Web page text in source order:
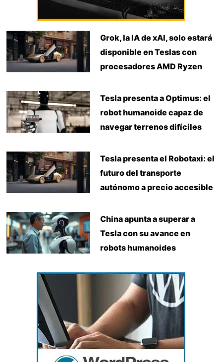
Grok, la IA de xAI, solo estará
disponible en Teslas con
procesadores AMD Ryzen
Tesla presenta a Optimus: el
robot humanoide capaz de
navegar terrenos difíciles
Tesla presenta el Robotaxi: el
futuro del transporte
autónomo a precio accesible
China apunta a superar a
Tesla con su avance en
robots humanoides